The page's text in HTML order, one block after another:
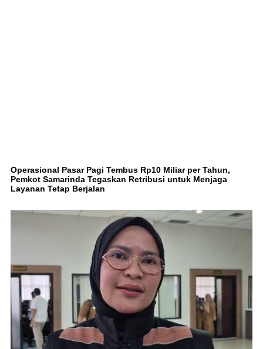
Operasional Pasar Pagi Tembus Rp10 Miliar per Tahun,
Pemkot Samarinda Tegaskan Retribusi untuk Menjaga
Layanan Tetap Berjalan